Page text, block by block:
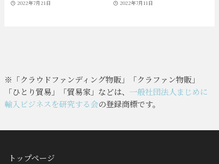
2022年7月21日 2022年7月11日
※「クラウドファンディング物販」「クラファン物販」
「ひとり貿易」「貿易家」などは、 一般社団法人まじめに
輸入ビジネスを研究する会の登録商標です。
トップページ